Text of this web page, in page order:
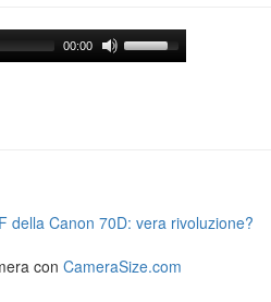
00:00
della Canon 70D: vera rivoluzione?
con CameraSize.com